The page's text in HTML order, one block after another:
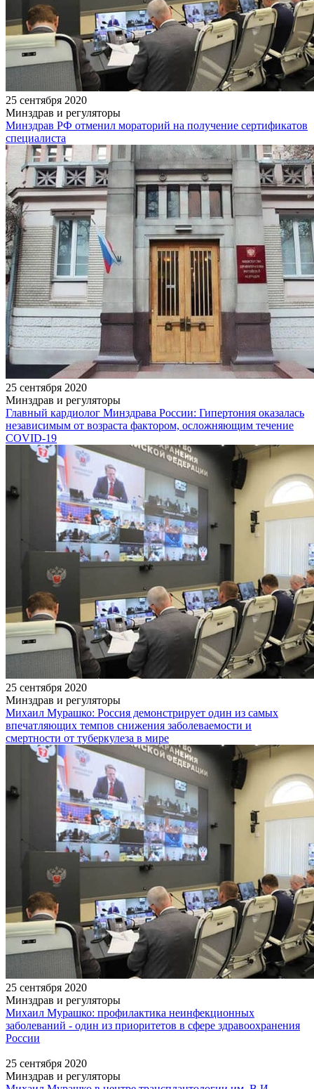
25 сентября 2020
Минздрав и регуляторы
Минздрав РФ отменил мораторий на получение сертификатов
специалиста
25 сентября 2020
Минздрав и регуляторы
Главный кардиолог Минздрава России: Гипертония оказалась
независимым от возраста фактором, осложняющим течение
COVID-19
25 сентября 2020
Минздрав и регуляторы
Михаил Мурашко: Россия демонстрирует один из самых
впечатляющих темпов снижения заболеваемости и
смертности от туберкулеза в мире
25 сентября 2020
Минздрав и регуляторы
Михаил Мурашко: профилактика неинфекционных
заболеваний - один из приоритетов в сфере здравоохранения
России
25 сентября 2020
Минздрав и регуляторы